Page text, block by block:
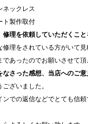
ネックレス
ト製作取付
理を依頼していただくこと
理をされている方がいて見
あったのでお願いさせて頂
さった感想、当店へのご意
ざいました。
ンでの返信などでとても信